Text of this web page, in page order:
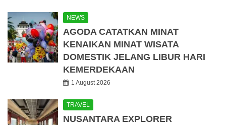
NEWS
AGODA CATATKAN MINAT
KENAIKAN MINAT WISATA
DOMESTIK JELANG LIBUR HARI
KEMERDEKAAN
1 August 2026
TRAVEL
NUSANTARA EXPLORER